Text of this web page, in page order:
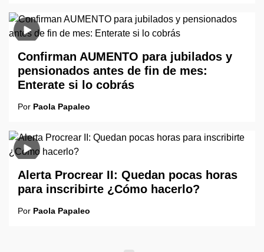
Confirman AUMENTO para jubilados y
pensionados antes de fin de mes:
Enterate si lo cobrás
Por Paola Papaleo
Alerta Procrear II: Quedan pocas horas
para inscribirte ¿Cómo hacerlo?
Por Paola Papaleo